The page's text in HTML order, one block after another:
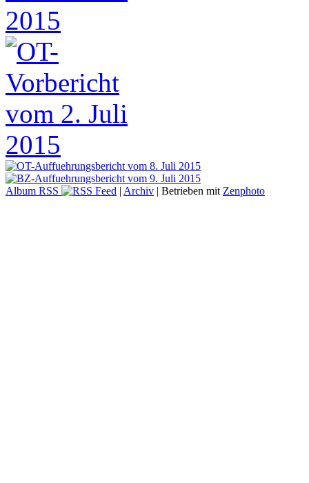
Album RSS | Archiv | Betrieben mit Zenphoto